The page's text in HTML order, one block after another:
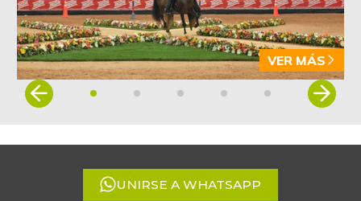
VER MÁS
Item
5
UNIRSE A WHATSAPP